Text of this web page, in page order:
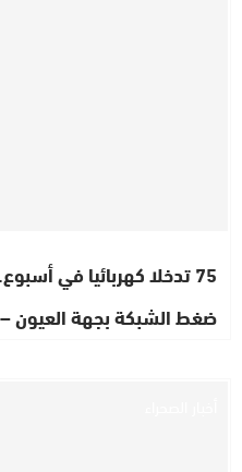
75 تدخلا كهربائيا في
ضغط الشبكة بجهة العيون